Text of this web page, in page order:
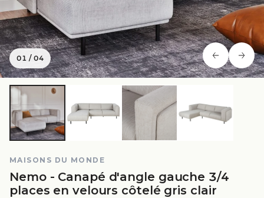
01 /04
MAISONS DU MONDE
Nemo - Canapé d'angle gauche 3/4
places en velours côtelé gris clair